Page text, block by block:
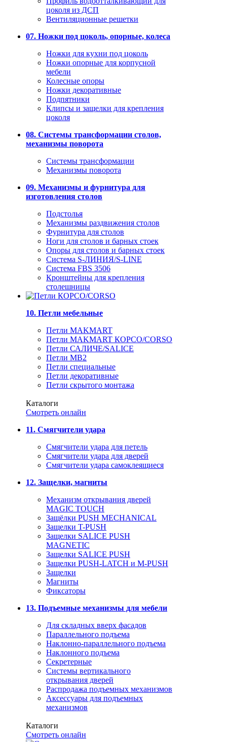
цоколя из ДСП
Вентиляционные решетки
07. Ножки под цоколь, опорные, колеса
Ножки для кухни под цоколь
Ножки опорные для корпусной
мебели
Колесные опоры
Ножки декоративные
Подпятники
Клипсы и защелки для крепления
цоколя
08. Системы трансформации столов,
механизмы поворота
Системы трансформации
Механизмы поворота
09. Механизмы и фурнитура для
изготовления столов
Подстолья
Механизмы раздвижения столов
Фурнитура для столов
Ноги для столов и барных стоек
Опоры для столов и барных стоек
Система S-ЛИНИЯ/S-LINE
Система FBS 3506
Кронштейны для крепления
столешницы
10. Петли мебельные
Петли MAKMART
Петли MAKMART КОРСО/CORSO
Петли САЛИЧЕ/SALICE
Петли MB2
Петли специальные
Петли декоративные
Петли скрытого монтажа
Каталоги
Смотреть онлайн
11. Смягчители удара
Смягчители удара для петель
Смягчители удара для дверей
Cмягчители удара самоклеящиеся
12. Защелки, магниты
Механизм открывания дверей
MAGIC TOUCH
Защёлки PUSH MECHANICAL
Защелки T-PUSH
Защелки SALICE PUSH
MAGNETIC
Защелки SALICE PUSH
Защелки PUSH-LATCH и M-PUSH
Защелки
Магниты
Фиксаторы
13. Подъемные механизмы для мебели
Для складных вверх фасадов
Параллельного подъема
Наклонно-параллельного подъема
Наклонного подъема
Секретерные
Системы вертикального
открывания дверей
Распродажа подъемных механизмов
Аксессуары для подъемных
механизмов
Каталоги
Смотреть онлайн